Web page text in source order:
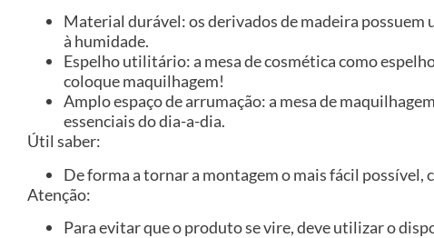
Material durável: os derivados de madeira possuem
à humidade.
Espelho utilitário: a mesa de cosmética como
coloque maquilhagem!
Amplo espaço de arrumação: a mesa de
essenciais do dia-a-dia.
Útil saber:
De forma a tornar a montagem o mais fácil possível,
Atenção:
Para evitar que o produto se vire, deve utilizar o